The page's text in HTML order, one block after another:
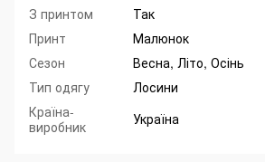
З принтом
Так
Принт
Малюнок
Сезон
Весна, Літо, Осінь
Тип одягу
Лосини
Країна-
виробник
Україна